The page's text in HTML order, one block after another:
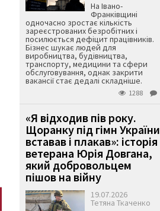
На Івано-
Франківщині
одночасно зростає кількість
зареєстрованих безробітних і
посилюється дефіцит працівників.
Бізнес шукає людей для
виробництва, будівництва,
транспорту, медицини та сфери
обслуговування, однак закрити
вакансії стає дедалі складніше.
1288
«Я відходив пів року.
Щоранку під гімн України
вставав і плакав»: історія
ветерана Юрія Довгана,
який добровольцем
пішов на війну
19.07.2026
Тетяна Ткаченко